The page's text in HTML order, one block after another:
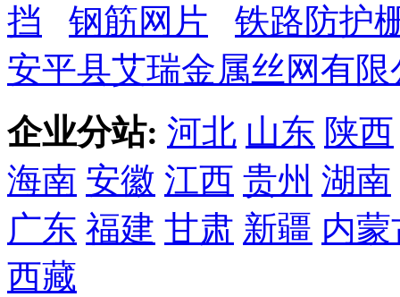
挡
钢筋网片
铁路防护
安平县艾瑞金属丝网有限
企业分站: 河北 山东 陕西
海南 安徽 江西 贵州 湖南
广东 福建 甘肃 新疆 内蒙
西藏